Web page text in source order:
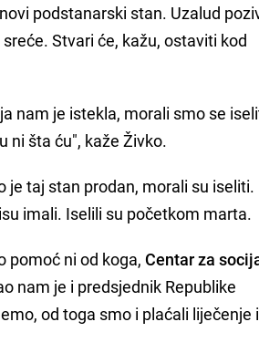
podstanarski stan. Uzalud
Stvari će, kažu, ostaviti kod
nam je istekla, morali smo se
ni šta ću", kaže Živko.
je taj stan prodan, morali su iseliti.
imali. Iselili su početkom marta.
pomoć ni od koga,Centar za
nam je i predsjednik Republike
od toga smo i plaćali liječenje i